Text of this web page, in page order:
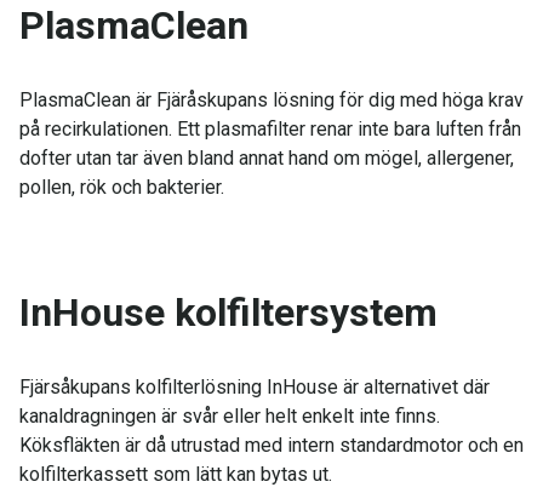
PlasmaClean
PlasmaClean är Fjäråskupans lösning för dig med höga krav
på recirkulationen. Ett plasmafilter renar inte bara luften från
dofter utan tar även bland annat hand om mögel, allergener,
pollen, rök och bakterier.
InHouse kolfiltersystem
Fjärsåkupans kolfilterlösning InHouse är alternativet där
kanaldragningen är svår eller helt enkelt inte finns.
Köksfläkten är då utrustad med intern standardmotor och en
kolfilterkassett som lätt kan bytas ut.